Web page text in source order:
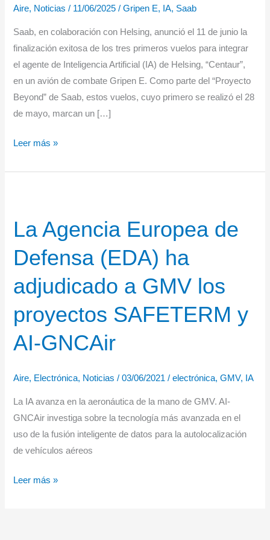
Aire, Noticias / 11/06/2025/Gripen E, IA, Saab
Saab, en colaboración con Helsing, anunció el 11 de junio la
finalización exitosa de los tres primeros vuelos para integrar
el agente de Inteligencia Artificial (IA) de Helsing, “Centaur”,
en un avión de combate Gripen E. Como parte del “Proyecto
Beyond” de Saab, estos vuelos, cuyo primero se realizó el 28
de mayo, marcan un […]
Saab
un
inteligencia
con
Gripen
Leer más »
La Agencia Europea de
Defensa (EDA) ha
adjudicado a GMV los
proyectos SAFETERM y
AI-GNCAir
Aire, Electrónica, Noticias /03/06/2021/electrónica,GMV, IA
La IA avanza en la aeronáutica de la mano de GMV. AI-
GNCAir investiga sobre la tecnología más avanzada en el
uso de la fusión inteligente de datos para la autolocalización
de vehículos aéreos
La
Leer más »